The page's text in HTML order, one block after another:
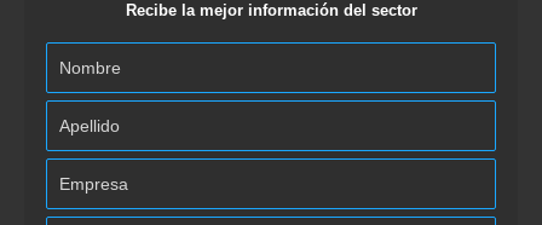
Recibe la mejor información del sector